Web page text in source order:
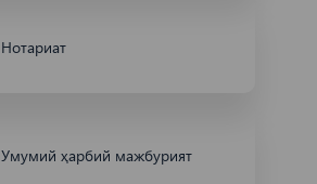
Нотариат
Умумий ҳарбий мажбурият